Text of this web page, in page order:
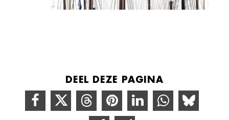
DEEL DEZE PAGINA